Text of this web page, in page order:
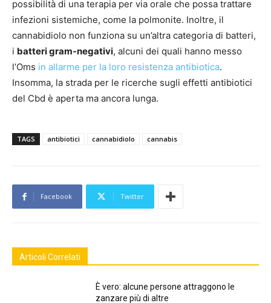
possibilità di una terapia per via orale che possa trattare
infezioni sistemiche, come la polmonite. Inoltre, il
cannabidiolo non funziona su un’altra categoria di batteri,
i batteri gram-negativi, alcuni dei quali hanno messo
l’Oms in allarme per la loro resistenza antibiotica.
Insomma, la strada per le ricerche sugli effetti antibiotici
del Cbd è aperta ma ancora lunga.
TAGS antibiotici cannabidiolo cannabis
Facebook Twitter
Articoli Correlati
È vero: alcune persone attraggono le
zanzare più di altre